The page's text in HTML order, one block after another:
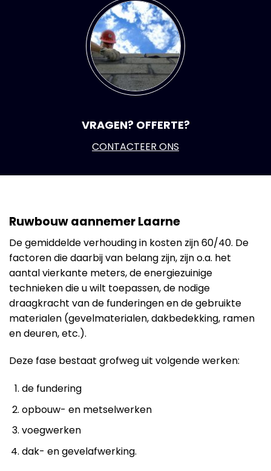
VRAGEN? OFFERTE?
CONTACTEER ONS
Ruwbouw aannemer Laarne
De gemiddelde verhouding in kosten zijn 60/40. De
factoren die daarbij van belang zijn, zijn o.a. het
aantal vierkante meters, de energiezuinige
technieken die u wilt toepassen, de nodige
draagkracht van de funderingen en de gebruikte
materialen (gevelmaterialen, dakbedekking, ramen
en deuren, etc.).
Deze fase bestaat grofweg uit volgende werken:
de fundering
opbouw- en metselwerken
voegwerken
dak- en gevelafwerking.